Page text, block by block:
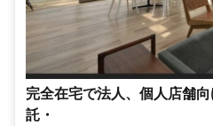
完全在宅で法人、個人店舗
託・